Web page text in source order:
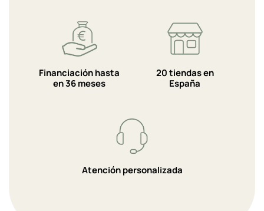
Financiación hasta
en 36 meses
20 tiendas en
España
Atención personalizada